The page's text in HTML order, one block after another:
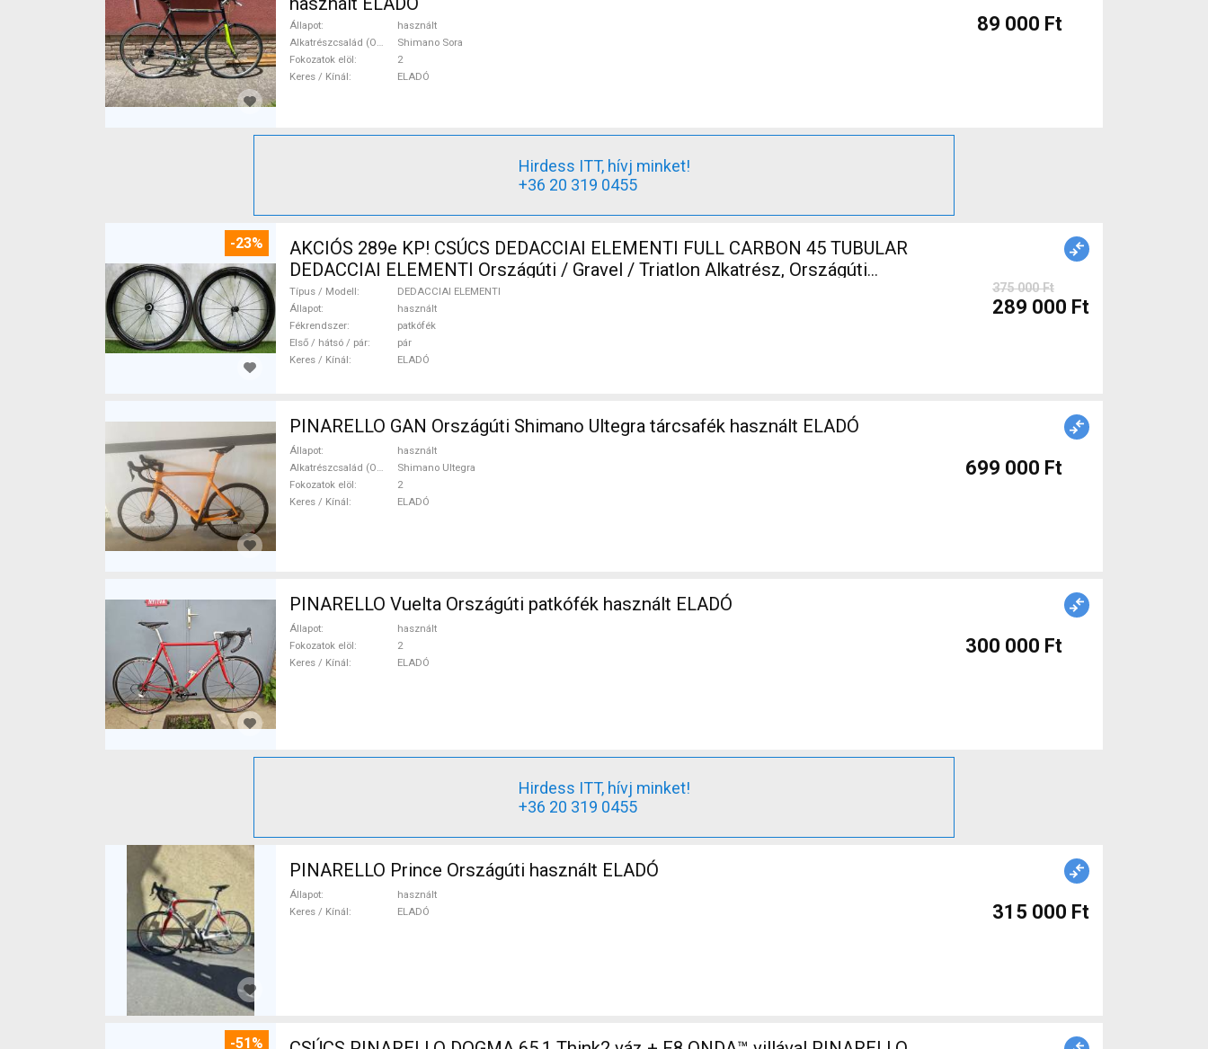
Állapot
használt
Alkatrészcsalád (Outi)
Shimano Sora
Fokozatok elöl
2
Keres / Kínál
ELADÓ
89 000 Ft
Hirdess ITT, hívj minket!
+36 20 319 0455
-23%
AKCIÓS 289e KP! CSÚCS DEDACCIAI ELEMENTI FULL CARBON 45 TUBULAR
DEDACCIAI ELEMENTI Országúti / Gravel / Triatlon Alkatrész, Országúti
Kerék / Felni / Gumi használt ELADÓ
Típus / Modell
DEDACCIAI ELEMENTI
Állapot
használt
Fékrendszer
patkófék
Első / hátsó / pár
pár
Keres / Kínál
ELADÓ
375 000 Ft
289 000 Ft
PINARELLO GAN Országúti Shimano Ultegra tárcsafék használt ELADÓ
Állapot
használt
Alkatrészcsalád (Outi)
Shimano Ultegra
Fokozatok elöl
2
Keres / Kínál
ELADÓ
699 000 Ft
PINARELLO Vuelta Országúti patkófék használt ELADÓ
Állapot
használt
Fokozatok elöl
2
Keres / Kínál
ELADÓ
300 000 Ft
Hirdess ITT, hívj minket!
+36 20 319 0455
PINARELLO Prince Országúti használt ELADÓ
Állapot
használt
Keres / Kínál
ELADÓ 315 000 Ft
-51%